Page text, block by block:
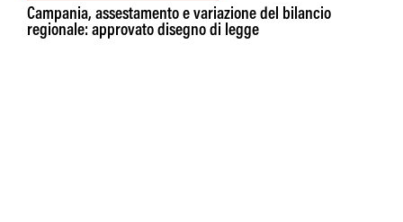
Campania, assestamento e variazione del bilancio
regionale: approvato disegno di legge